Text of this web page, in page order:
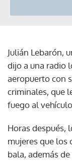
Julián Lebarón,
dijo a una radio
aeropuerto con
criminales, que
fuego al vehículo.
Horas después,
mujeres que los
bala, además